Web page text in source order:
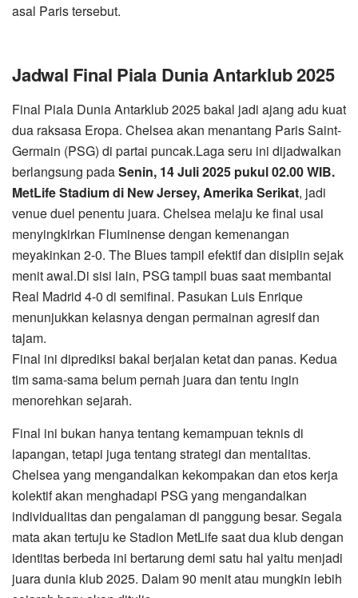
asal Paris tersebut.
Jadwal Final Piala Dunia Antarklub 2025
Final Piala Dunia Antarklub 2025 bakal jadi ajang adu kuat
dua raksasa Eropa. Chelsea akan menantang Paris Saint-
Germain (PSG) di partai puncak.Laga seru ini dijadwalkan
berlangsung padaSenin, 14 Juli 2025 pukul 02.00 WIB.
MetLife Stadium di New Jersey, Amerika Serikat, jadi
venue duel penentu juara. Chelsea melaju ke final usai
menyingkirkan Fluminense dengan kemenangan
meyakinkan 2-0. The Blues tampil efektif dan disiplin sejak
menit awal.Di sisi lain, PSG tampil buas saat membantai
Real Madrid 4-0 di semifinal. Pasukan Luis Enrique
menunjukkan kelasnya dengan permainan agresif dan
tajam.
Final ini diprediksi bakal berjalan ketat dan panas. Kedua
tim sama-sama belum pernah juara dan tentu ingin
menorehkan sejarah.
Final ini bukan hanya tentang kemampuan teknis di
lapangan, tetapi juga tentang strategi dan mentalitas.
Chelsea yang mengandalkan kekompakan dan etos kerja
kolektif akan menghadapi PSG yang mengandalkan
individualitas dan pengalaman di panggung besar. Segala
mata akan tertuju ke Stadion MetLife saat dua klub dengan
identitas berbeda ini bertarung demi satu hal yaitu menjadi
juara dunia klub 2025. Dalam 90 menit atau mungkin lebih